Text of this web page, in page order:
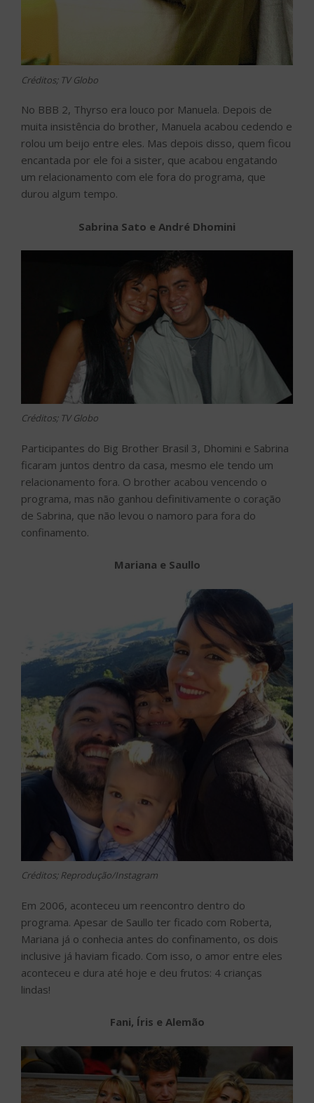
Créditos; TV Globo
No BBB 2, Thyrso era louco por Manuela. Depois de
muita insistência do brother, Manuela acabou cedendo e
rolou um beijo entre eles. Mas depois disso, quem ficou
encantada por ele foi a sister, que acabou engatando
um relacionamento com ele fora do programa, que
durou algum tempo.
Sabrina Sato e André Dhomini
Créditos; TV Globo
Participantes do Big Brother Brasil 3, Dhomini e Sabrina
ficaram juntos dentro da casa, mesmo ele tendo um
relacionamento fora. O brother acabou vencendo o
programa, mas não ganhou definitivamente o coração
de Sabrina, que não levou o namoro para fora do
confinamento.
Mariana e Saullo
Créditos; Reprodução/Instagram
Em 2006, aconteceu um reencontro dentro do
programa. Apesar de Saullo ter ficado com Roberta,
Mariana já o conhecia antes do confinamento, os dois
inclusive já haviam ficado. Com isso, o amor entre eles
aconteceu e dura até hoje e deu frutos: 4 crianças
lindas!
Fani, Íris e Alemão